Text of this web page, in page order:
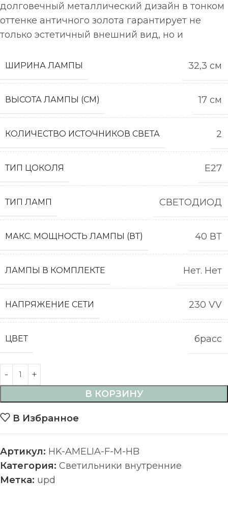
долговечный металлический дизайн в тонком
оттенке античного золота гарантирует не
только эстетичный внешний вид, но и
ШИРИНА ЛАМПЫ 32,3 см
ВЫСОТА ЛАМПЫ (СМ) 17 см
КОЛИЧЕСТВО ИСТОЧНИКОВ СВЕТА 2
ТИП ЦОКОЛЯ E27
ТИП ЛАМП СВЕТОДИОД
МАКС. МОЩНОСТЬ ЛАМПЫ (ВТ) 40 ВТ
ЛАМПЫ В КОМПЛЕКТЕ Нет. Нет
НАПРЯЖЕНИЕ СЕТИ 230 VV
ЦВЕТ брасс
В КОРЗИНУ
В Избранное
Артикул: HK-AMELIA-F-M-HB
Категория: Светильники внутренние
Метка: upd